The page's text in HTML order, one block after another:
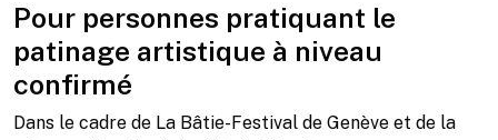
Pour personnes pratiquant le
patinage artistique à niveau
confirmé
Dans le cadre de La Bâtie-Festival de Genève et de la